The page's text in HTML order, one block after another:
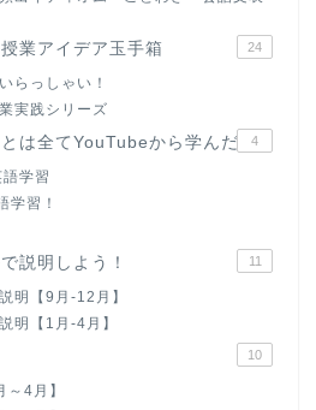
業アイデア玉手箱 24
らっしゃい！
実践シリーズ
は全てYouTubeから学んだ 4
学習
学習！
説明しよう！ 11
明【9月-12月】
明【1月-4月】
10
4月】